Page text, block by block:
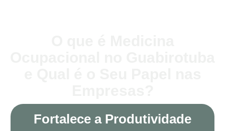
Fortalece a Produtividade